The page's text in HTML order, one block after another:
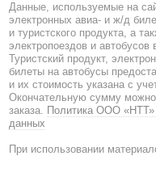
Данные, используемые на
электронных авиа- и ж/д
и туристского продукта, а
электропоездов и
Туристский продукт,
билеты на автобусы
и их стоимость указана с
Окончательную сумму
заказа. Политика ООО «НТТ»
данных
При использовании